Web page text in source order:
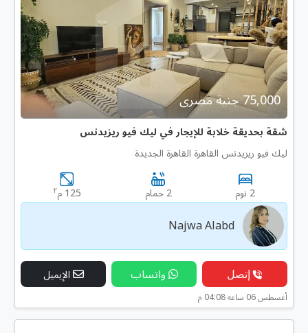
75,000 جنية مصرى
شقة بحديقة خلابة للإيجار في ليك فيو ريزيدنس
ليك فيو ريزيدنس القاهرة القاهرة الجديدة
2 نوم 2 حمام 125 م ٢
Najwa Alabd
إتصل واتساب الإيميل
أغسطس 06 ساعه 04:08 م